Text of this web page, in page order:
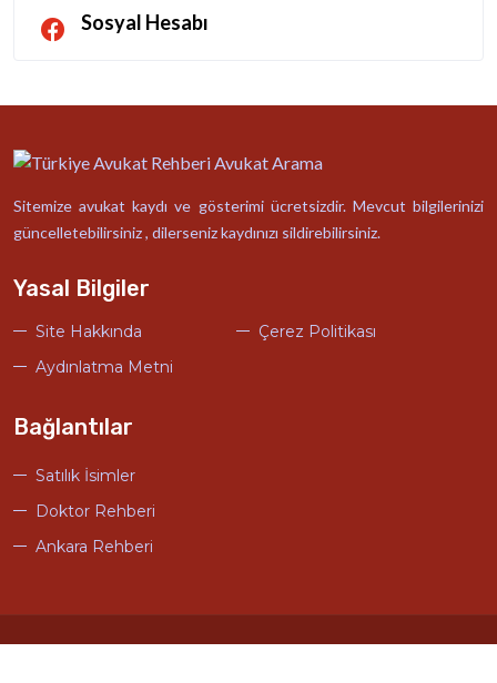
Sosyal Hesabı
Sitemize avukat kaydı ve gösterimi ücretsizdir. Mevcut bilgilerinizi
güncelletebilirsiniz , dilerseniz kaydınızı sildirebilirsiniz.
Yasal Bilgiler
Site Hakkında
Çerez Politikası
Aydınlatma Metni
Bağlantılar
Satılık İsimler
Doktor Rehberi
Ankara Rehberi